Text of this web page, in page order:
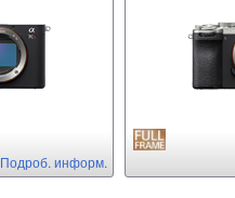
Подроб. информ.